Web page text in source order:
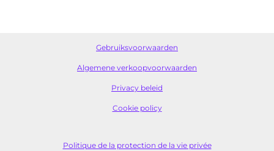
Gebruiksvoorwaarden
Algemene verkoopvoorwaarden
Privacy beleid
Cookie policy
Politique de la protection de la vie privée